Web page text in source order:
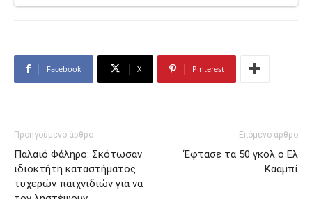
Facebook X Pinterest
Προηγούμενο άρθρο
Παλαιό Φάληρο: Σκότωσαν
ιδιοκτήτη καταστήματος
τυχερών παιχνιδιών για να
Επόμενο άρθρο
Έφτασε τα 50 γκολ ο Ελ
Κααμπί